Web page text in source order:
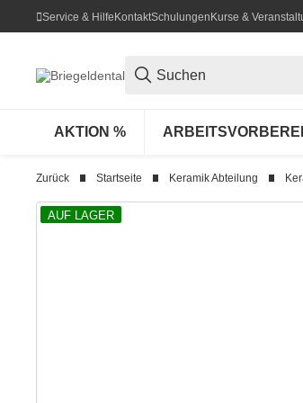
Service & HilfeKontaktSchulungenKurse &
AKTION %
Zurück Startseite Keramik Abteilung
AUF LAGER